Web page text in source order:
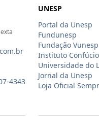
4343
UNESP
Portal da Unesp
Fundunesp
Fundação Vunesp
Instituto
Universidade do
Jornal da Unesp
Loja Oficial